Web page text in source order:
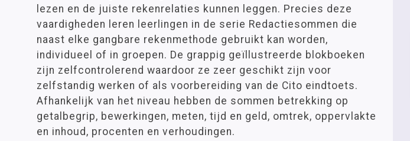
lezen en de juiste rekenrelaties kunnen leggen. Precies deze
vaardigheden leren leerlingen in de serie Redactiesommen die
naast elke gangbare rekenmethode gebruikt kan worden,
individueel of in groepen. De grappig geïllustreerde blokboeken
zijn zelfcontrolerend waardoor ze zeer geschikt zijn voor
zelfstandig werken of als voorbereiding van de Cito eindtoets.
Afhankelijk van het niveau hebben de sommen betrekking op
getalbegrip, bewerkingen, meten, tijd en geld, omtrek, oppervlakte
en inhoud, procenten en verhoudingen.